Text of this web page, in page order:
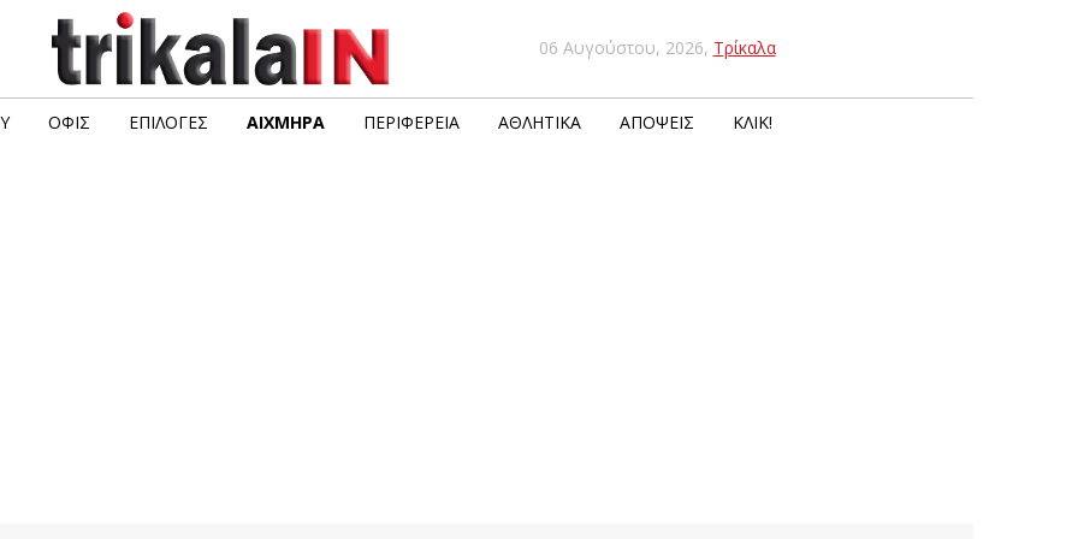
06 Αυγούστου, 2026, Τρίκαλα
ΟΦΙΣ ΕΠΙΛΟΓΈΣ ΑΙΧΜΗΡΆ ΠΕΡΙΦΈΡΕΙΑ ΑΘΛΗΤΙΚΆ ΑΠΌΨΕΙΣ ΚΛΙΚ!